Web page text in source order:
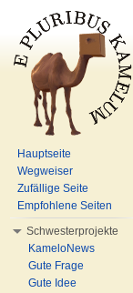
Hauptseite
Wegweiser
Zufällige Seite
Empfohlene Seiten
Schwesterprojekte
KameloNews
Gute Frage
Gute Idee